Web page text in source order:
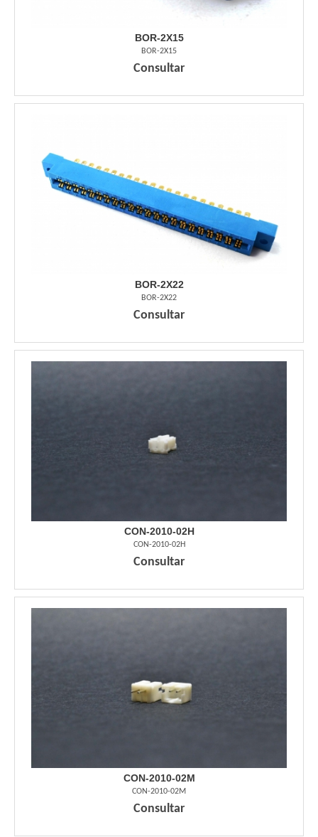
BOR-2X15
BOR-2X15
Consultar
BOR-2X22
BOR-2X22
Consultar
CON-2010-02H
CON-2010-02H
Consultar
CON-2010-02M
CON-2010-02M
Consultar